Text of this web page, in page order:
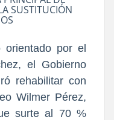
SUSTITUCIÓN
orientado por el
el Gobierno
rehabilitar con
Wilmer Pérez,
surte al 70 %